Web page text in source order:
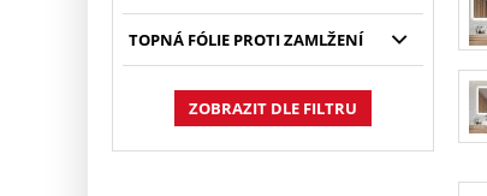
TOPNÁ FÓLIE PROTI ZAMLŽENÍ
ZOBRAZIT DLE FILTRU